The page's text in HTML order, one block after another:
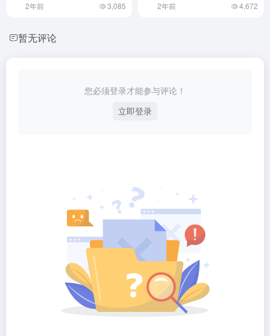
2年前 3,085 2年前 4,672
暂无评论
您必须登录才能参与评论！
立即登录